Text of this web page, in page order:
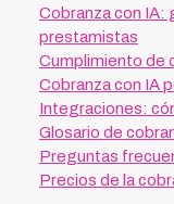
Cobranza con IA:
prestamistas
Cumplimiento de
Cobranza con IA
Integraciones:
Glosario de
Preguntas
Precios de la